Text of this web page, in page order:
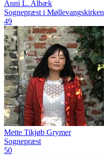
Anni L. Albæk
Sognepræst i Møllevangskirken
49
Mette Tikjøb Grymer
Sognepræst
50